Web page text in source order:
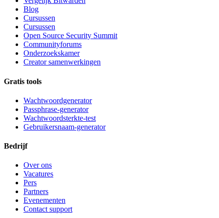
Blog
Cursussen
Cursussen
Open Source Security Summit
Communityforums
Onderzoekskamer
Creator samenwerkingen
Gratis tools
Wachtwoordgenerator
Passphrase-generator
Wachtwoordsterkte-test
Gebruikersnaam-generator
Bedrijf
Over ons
Vacatures
Pers
Partners
Evenementen
Contact support